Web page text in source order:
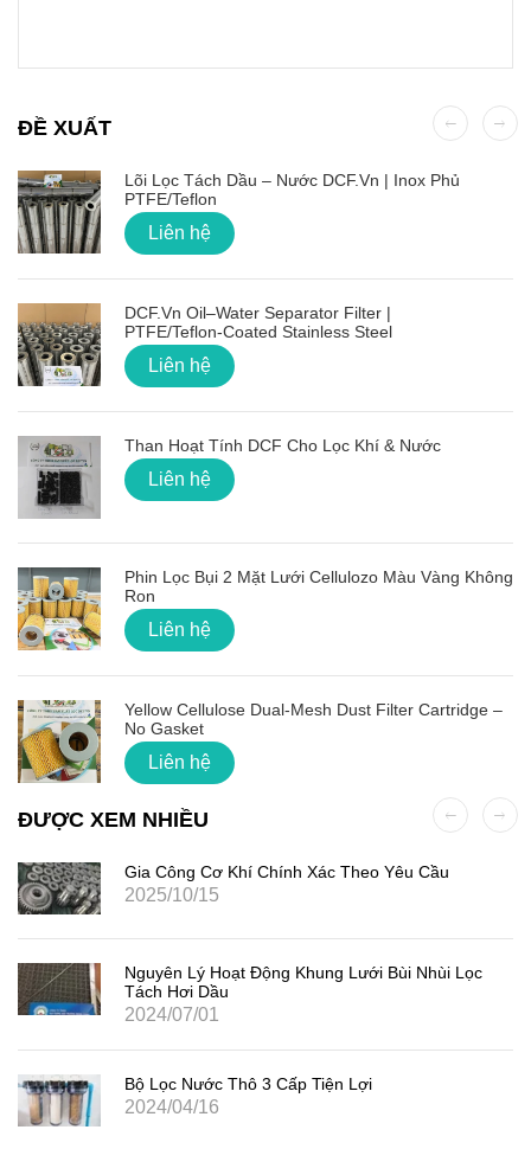
ĐỀ XUẤT
Lõi Lọc Tách Dầu – Nước DCF.vn | Inox Phủ
PTFE/Teflon
Liên hệ
DCF.vn Oil–Water Separator Filter |
PTFE/Teflon‑Coated Stainless Steel
Liên hệ
Than Hoạt Tính DCF Cho Lọc Khí & Nước
Liên hệ
Phin Lọc Bụi 2 Mặt Lưới Cellulozo Màu Vàng Không
Ron
Liên hệ
Yellow Cellulose Dual-Mesh Dust Filter Cartridge –
No Gasket
Liên hệ
ĐƯỢC XEM NHIỀU
Gia Công Cơ Khí Chính Xác Theo Yêu Cầu
2025/10/15
Nguyên Lý Hoạt Động Khung Lưới Bùi Nhùi Lọc
Tách Hơi Dầu
2024/07/01
Bộ Lọc Nước Thô 3 Cấp Tiện Lợi
2024/04/16